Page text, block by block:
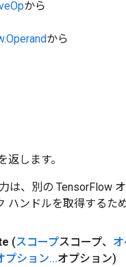
から
から
します。
は、別の TensorFlow
ハンドルを取得するた
(スコープスコープ、
プション...オプション)